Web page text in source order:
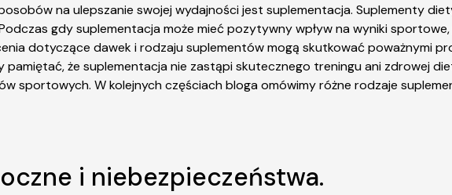
na ulepszanie swojej wydajności jest suplementacja. Suplementy
gdy suplementacja może mieć pozytywny wpływ na wyniki
dotyczące dawek i rodzaju suplementów mogą skutkować poważnymi
że suplementacja nie zastąpi skutecznego treningu ani zdrowej
sportowych. W kolejnych częściach bloga omówimy różne rodzaje
i niebezpieczeństwa.